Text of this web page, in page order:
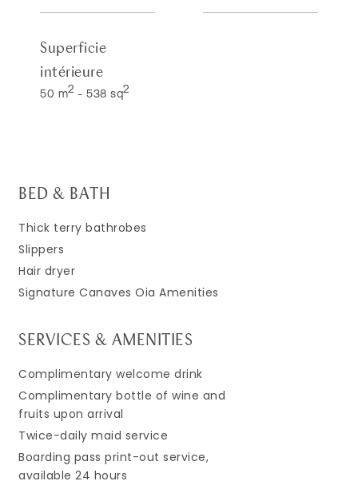
Superficie
intérieure
50 m2 - 538 sq2
BED & BATH
Thick terry bathrobes
Slippers
Hair dryer
Signature Canaves Oia Amenities
SERVICES & AMENITIES
Complimentary welcome drink
Complimentary bottle of wine and
fruits upon arrival
Twice-daily maid service
Boarding pass print-out service,
available 24 hours